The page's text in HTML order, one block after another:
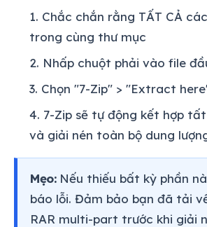
Chắc chắn rằng TẤT CẢ
trong cùng thư mục
Nhấp chuột phải vào file
Chọn "7-Zip" > "Extract
7-Zip sẽ tự động kết hợp
và giải nén toàn bộ dung
Mẹo:Nếu thiếu bất kỳ phần
báo lỗi. Đảm bảo bạn đã tải
RAR multi-part trước khi giải